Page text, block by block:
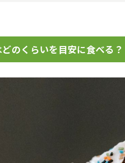
のくらいを目安に食べる？